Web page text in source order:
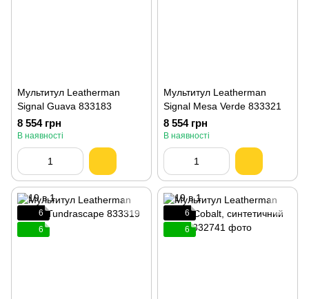
Мультитул Leatherman
Signal Guava 833183
8 554 грн
В наявності
Мультитул Leatherman
Signal Mesa Verde 833321
8 554 грн
В наявності
6
6
6
6